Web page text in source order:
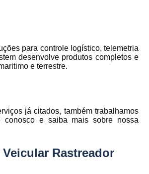
Monitoramento de Caminhões por
Monitoramento de Frota Belo Horizonte
Rastreamento e Monitoramento
Monitoramento Gps
para controle logístico, telemetria
desenvolve produtos completos e
e terrestre.
já citados, também trabalhamos
conosco e saiba mais sobre nossa
Rastreador